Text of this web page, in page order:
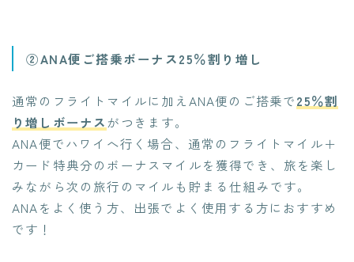
②ANA便ご搭乗ボーナス25％割り増し
通常のフライトマイルに加えANA便のご搭乗で25％割
り増しボーナス がつきます。
ANA便でハワイへ行く場合、通常のフライトマイル＋
カード特典分のボーナスマイルを獲得でき、旅を楽し
みながら次の旅行のマイルも貯まる仕組みです。
ANAをよく使う方、出張でよく使用する方におすすめ
です！